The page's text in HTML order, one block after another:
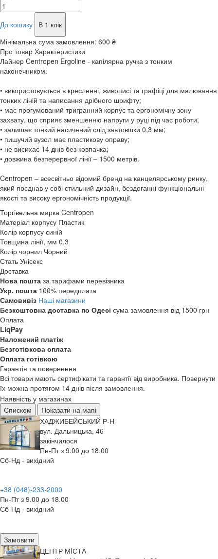
До кошику
В 1 клік
Мінімальна сума замовлення: 600 ₴
Про товар Характеристики
Лайнер Centropen Ergoline - капілярна ручка з тонким
наконечником:
• використовується в кресленні, живописі та графіці для малювання
тонких ліній та написання дрібного шрифту;
• має прогумований тригранний корпус та ергономічну зону
захвату, що сприяє зменшенню напруги у руці під час роботи;
• залишає тонкий насичений слід завтовшки 0,3 мм;
• пишучий вузол має пластикову оправу;
• не висихає 14 днів без ковпачка;
• довжина безперервної лінії – 1500 метрів.
Centropen – всесвітньо відомий бренд на канцелярському ринку,
який поєднав у собі стильний дизайн, бездоганні функціональні
якості та високу ергономічність продукції.
Торгівельна марка Centropen
Матеріал корпусу Пластик
Колір корпусу синій
Товщина лінії, мм 0,3
Колір чорнил Чорний
Стать Унісекс
Доставка
Нова пошта за тарифами перевізника
Укр. пошта 100% передплата
Самовивіз Наші магазини
Безкоштовна доставка по Одесі сума замовлення від 1500 грн
Оплата
LiqPay
Наложений платіж
Безготівкова оплата
Оплата готівкою
Гарантія та повернення
Всі товари мають сертифікати та гарантії від виробника. Повернути
їх можна протягом 14 днів після замовлення.
Наявність у магазинах
Списком
Показати на мапі
ХАДЖИБЕЙСЬКИЙ Р-Н
вул. Дальницька, 46
закінчилося
Пн-Пт з 9.00 до 18.00
Сб-Нд - вихідний
+38 (048)-233-2000
Пн-Пт з 9.00 до 18.00
Сб-Нд - вихідний
Замовити
ЦЕНТР МIСТА